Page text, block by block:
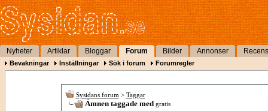
Nyheter Artiklar Bloggar Forum Bilder Annonser
Bevakningar Inställningar Sök i forum Forumregler
Sysidans forum > Taggar
Ämnen taggade med gratis